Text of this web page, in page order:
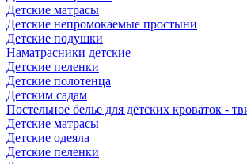
Детские матрасы
Детские непромокаемые простыни
Детские подушки
Наматрасники детские
Детские пеленки
Детские полотенца
Детским садам
Постельное белье для детских кроваток -
Детские матрасы
Детские одеяла
Детские пеленки